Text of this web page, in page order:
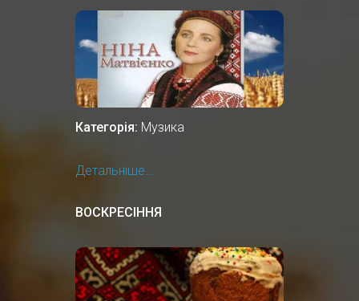
Категорія: Музика
Детальніше...
ВОСКРЕСІННЯ